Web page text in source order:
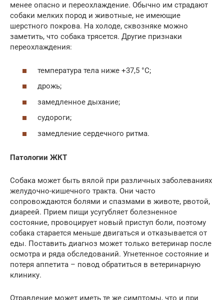
менее опасно и переохлаждение. Обычно им страдают
собаки мелких пород и животные, не имеющие
шерстного покрова. На холоде, сквозняке можно
заметить, что собака трясется. Другие признаки
переохлаждения:
температура тела ниже +37,5 °C;
дрожь;
замедленное дыхание;
судороги;
замедление сердечного ритма.
Патологии ЖКТ
Собака может быть вялой при различных заболеваниях
желудочно-кишечного тракта. Они часто
сопровождаются болями и спазмами в животе, рвотой,
диареей. Прием пищи усугубляет болезненное
состояние, провоцирует новый приступ боли, поэтому
собака старается меньше двигаться и отказывается от
еды. Поставить диагноз может только ветеринар после
осмотра и ряда обследований. Угнетенное состояние и
потеря аппетита – повод обратиться в ветеринарную
клинику.
Отравление может иметь те же симптомы, что и при